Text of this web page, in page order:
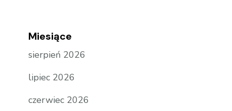
Miesiące
sierpień 2026
lipiec 2026
czerwiec 2026